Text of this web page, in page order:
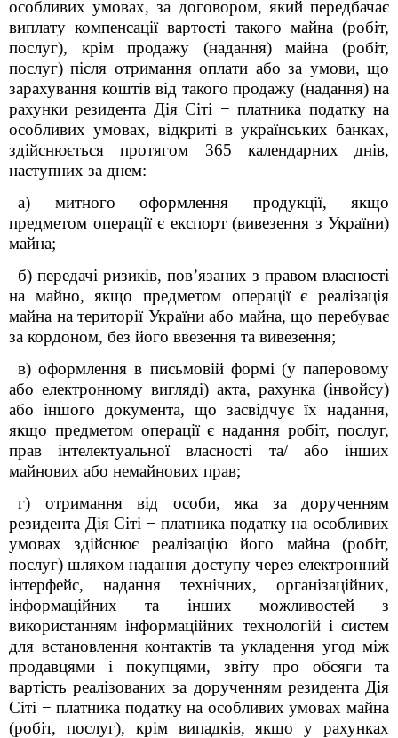
особливих умовах, за договором, який передбачає
виплату компенсації вартості такого майна (робіт,
послуг), крім продажу (надання) майна (робіт,
послуг) після отримання оплати або за умови, що
зарахування коштів від такого продажу (надання) на
рахунки резидента Дія Сіті − платника податку на
особливих умовах, відкриті в українських банках,
здійснюється протягом 365 календарних днів,
наступних за днем:
а) митного оформлення продукції, якщо
предметом операції є експорт (вивезення з України)
майна;
б) передачі ризиків, пов’язаних з правом власності
на майно, якщо предметом операції є реалізація
майна на території України або майна, що перебуває
за кордоном, без його ввезення та вивезення;
в) оформлення в письмовій формі (у паперовому
або електронному вигляді) акта, рахунка (інвойсу)
або іншого документа, що засвідчує їх надання,
якщо предметом операції є надання робіт, послуг,
прав інтелектуальної власності та/ або інших
майнових або немайнових прав;
г) отримання від особи, яка за дорученням
резидента Дія Сіті − платника податку на особливих
умовах здійснює реалізацію його майна (робіт,
послуг) шляхом надання доступу через електронний
інтерфейс, надання технічних, організаційних,
інформаційних та інших можливостей з
використанням інформаційних технологій і систем
для встановлення контактів та укладення угод між
продавцями і покупцями, звіту про обсяги та
вартість реалізованих за дорученням резидента Дія
Сіті − платника податку на особливих умовах майна
(робіт, послуг), крім випадків, якщо у рахунках